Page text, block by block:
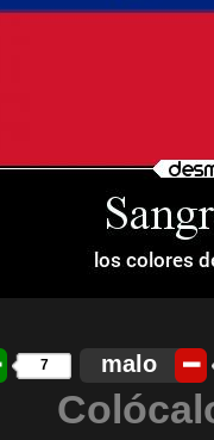
7 malo